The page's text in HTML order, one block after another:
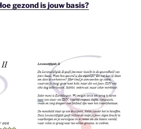
gezond is jouw basis?